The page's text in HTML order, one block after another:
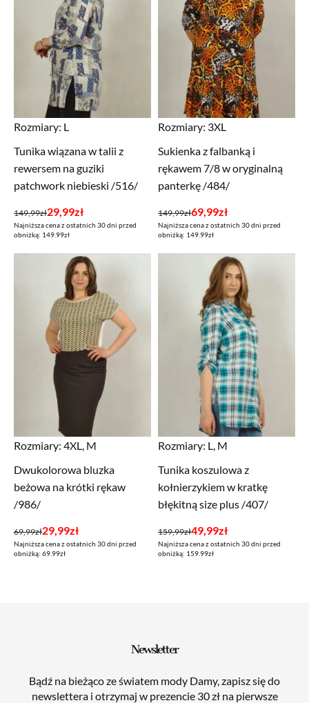
Rozmiary: L
Tunika wiązana w talii z
rewersem na guziki
patchwork niebieski /516/
149,99zł
Pierwotna
cena
29,99zł
Aktualna
cena
Najniższa cena z ostatnich 30 dni przed
obniżką: 149.99zł
Rozmiary: 3XL
Sukienka z falbanką i
rękawem 7/8 w oryginalną
panterkę /484/
149,99zł
Pierwotna
cena
69,99zł
Aktualna
cena
Najniższa cena z ostatnich 30 dni przed
obniżką: 149.99zł
Rozmiary: 4XL, M
Dwukolorowa bluzka
beżowa na krótki rękaw
/986/
69,99zł
Pierwotna
cena
29,99zł
Aktualna
cena
Najniższa cena z ostatnich 30 dni przed
obniżką: 69.99zł
Rozmiary: L, M
Tunika koszulowa z
kołnierzykiem w kratkę
błękitną size plus /407/
159,99zł
Pierwotna
cena
49,99zł
Aktualna
cena
Najniższa cena z ostatnich 30 dni przed
obniżką: 159.99zł
Newsletter
Bądź na bieżąco ze światem mody Damy, zapisz się do
newslettera i otrzymaj w prezencie 30 zł na pierwsze